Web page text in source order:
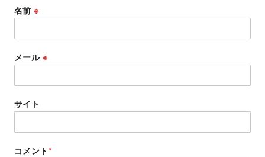
名前※
メール ※
サイト
コメント*